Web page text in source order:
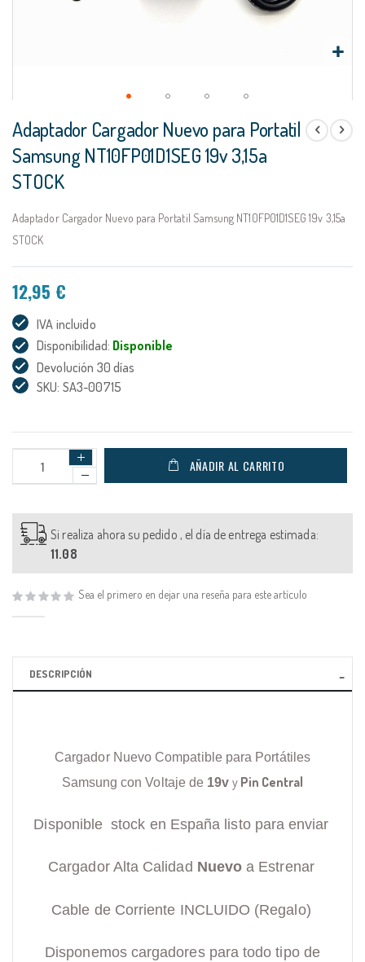
al
comienzo
de
la
galería
de
imágenes
Adaptador Cargador Nuevo para Portatil
Samsung NT10FP01D1SEG 19v 3,15a
STOCK
Adaptador Cargador Nuevo para Portatil Samsung NT10FP01D1SEG 19v 3,15a
STOCK
12,95 €
IVA incluido
Disponibilidad: Disponible
Devolución 30 días
SKU: SA3-00715
AÑADIR AL CARRITO
Si realiza ahora su pedido , el día de entrega estimada:
11.08
Sea el primero en dejar una reseña para este artículo
DESCRIPCIÓN
Cargador Nuevo Compatible para Portátiles
Samsung con Voltaje de 19v y Pin Central
Disponible stock en España listo para enviar
Cargador Alta Calidad Nuevo a Estrenar
Cable de Corriente INCLUIDO (Regalo)
Disponemos cargadores para todo tipo de